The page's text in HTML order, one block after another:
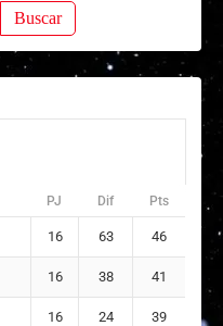
PJ Dif Pts
16 63 46
16 38 41
16 24 39